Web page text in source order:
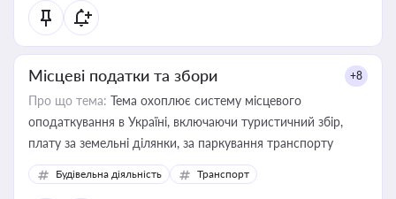
Місцеві податки та збори +8
Про що тема: Тема охоплює систему місцевого
оподаткування в Україні, включаючи туристичний збір,
плату за земельні ділянки, за паркування транспорту
Будівельна діяльність Транспорт